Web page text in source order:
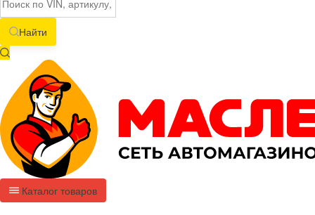
Найти
Каталог товаров